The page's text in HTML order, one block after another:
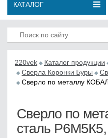
КАТАЛОГ
220vek Каталог продукции
Сверла Коронки Буры
Сверло по металлу
Сверло по
сталь